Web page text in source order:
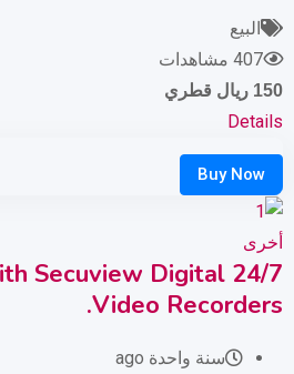
البيع
407 مشاهدات
150 ريال قطري
Details
أخرى
with Secuview Digital
Video Recorders.
سنة واحدة ago